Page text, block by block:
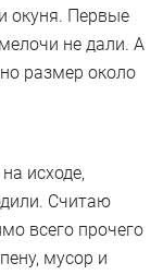
окуня. Первые
не дали. А
размер около
исходе,
Считаю
всего прочего
мусор и